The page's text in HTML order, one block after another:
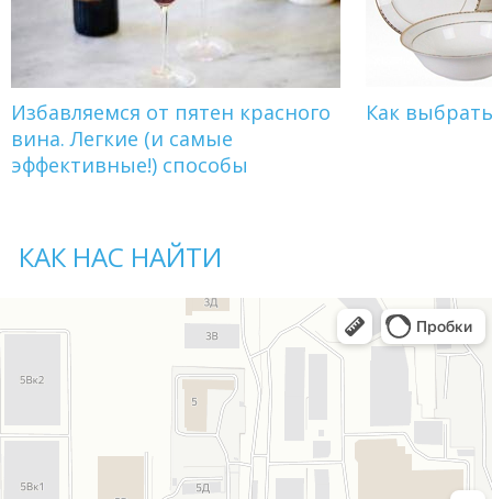
Избавляемся от пятен красного
вина. Легкие (и самые
эффективные!) способы
Как
КАК НАС НАЙТИ